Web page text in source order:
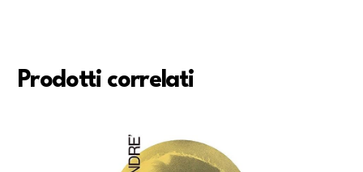
Prodotti correlati